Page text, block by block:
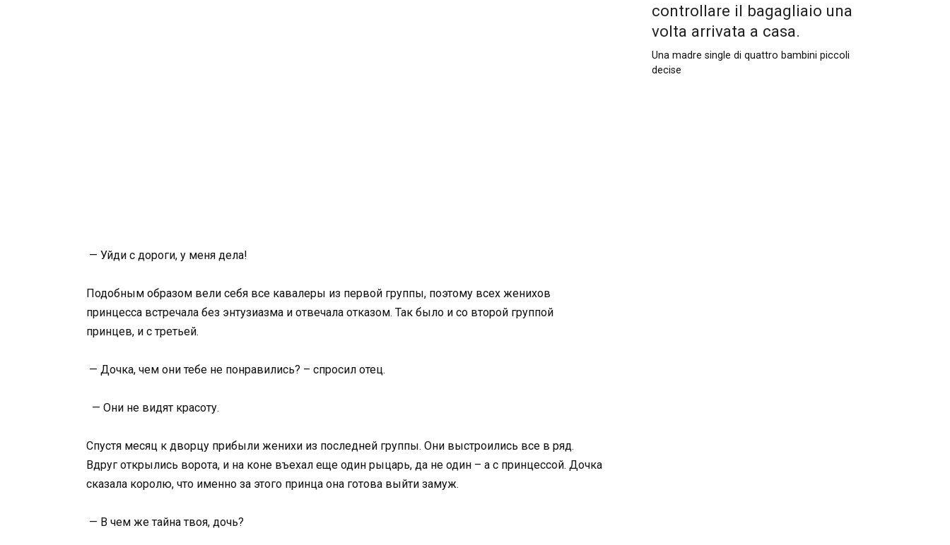
— Уйди с дороги, у меня дела!
Подобным образом вели себя все кавалеры из первой группы, поэтому всех женихов
принцесса встречала без энтузиазма и отвечала отказом. Так было и со второй группой
принцев, и с третьей.
— Дочка, чем они тебе не понравились? – спросил отец.
— Они не видят красоту.
Спустя месяц к дворцу прибыли женихи из последней группы. Они выстроились все в ряд.
Вдруг открылись ворота, и на коне въехал еще один рыцарь, да не один – а с принцессой. Дочка
сказала королю, что именно за этого принца она готова выйти замуж.
— В чем же тайна твоя, дочь?
controllare il bagagliaio una
volta arrivata a casa.
Una madre single di quattro bambini piccoli
decise